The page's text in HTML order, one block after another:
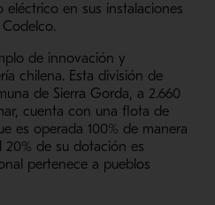
eléctrico en sus instalaciones
de innovación y
chilena. Esta división de
de Sierra Gorda, a 2.660
cuenta con una flota de
es operada 100% de manera
20% de su dotación es
pertenece a pueblos